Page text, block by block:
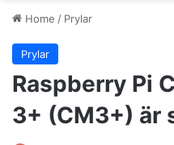
Home / Prylar
Prylar
Raspberry Pi
3+ (CM3+) är